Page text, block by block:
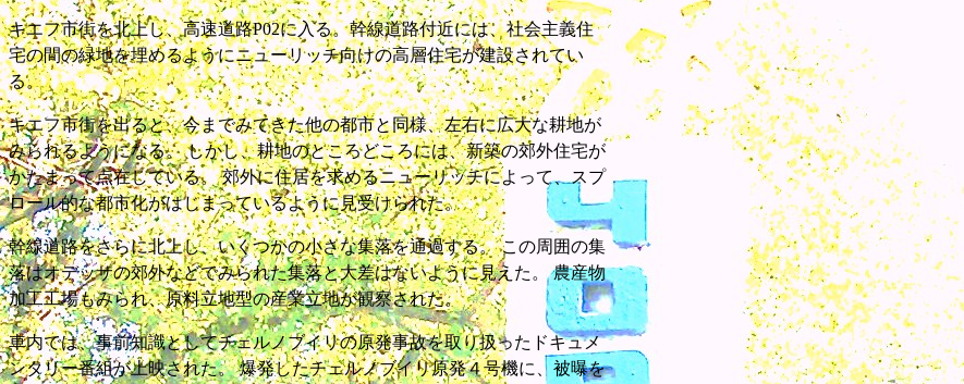
キエフ市街を北上し、高速道路P02に入る。幹線道路付近には、社会主義住
宅の間の緑地を埋めるようにニューリッチ向けの高層住宅が建設されてい
る。
キエフ市街を出ると、今までみてきた他の都市と同様、左右に広大な耕地が
みられるようになる。 しかし、耕地のところどころには、新築の郊外住宅が
かたまって点在している。 郊外に住居を求めるニューリッチによって、スプ
ロール的な都市化がはじまっているように見受けられた。
幹線道路をさらに北上し、いくつかの小さな集落を通過する。 この周囲の集
落はオデッサの郊外などでみられた集落と大差はないように見えた。 農産物
加工工場もみられ、原料立地型の産業立地が観察された。
車内では、事前知識としてチェルノブイリの原発事故を取り扱ったドキュメ
ンタリー番組が上映された。 爆発したチェルノブイリ原発４号機に、被曝を